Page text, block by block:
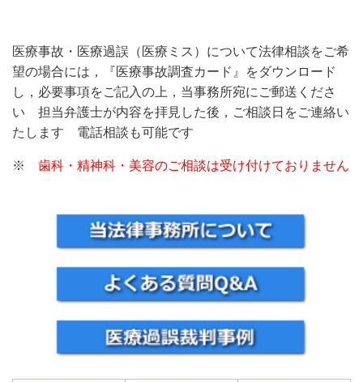
医療事故・医療過誤（医療ミス）について法律相談をご希
望の場合には，『医療事故調査カード』をダウンロード
し，必要事項をご記入の上，当事務所宛にご郵送くださ
い 担当弁護士が内容を拝見した後，ご相談日をご連絡い
たします 電話相談も可能です
※ 歯科・精神科・美容のご相談は受け付けておりません